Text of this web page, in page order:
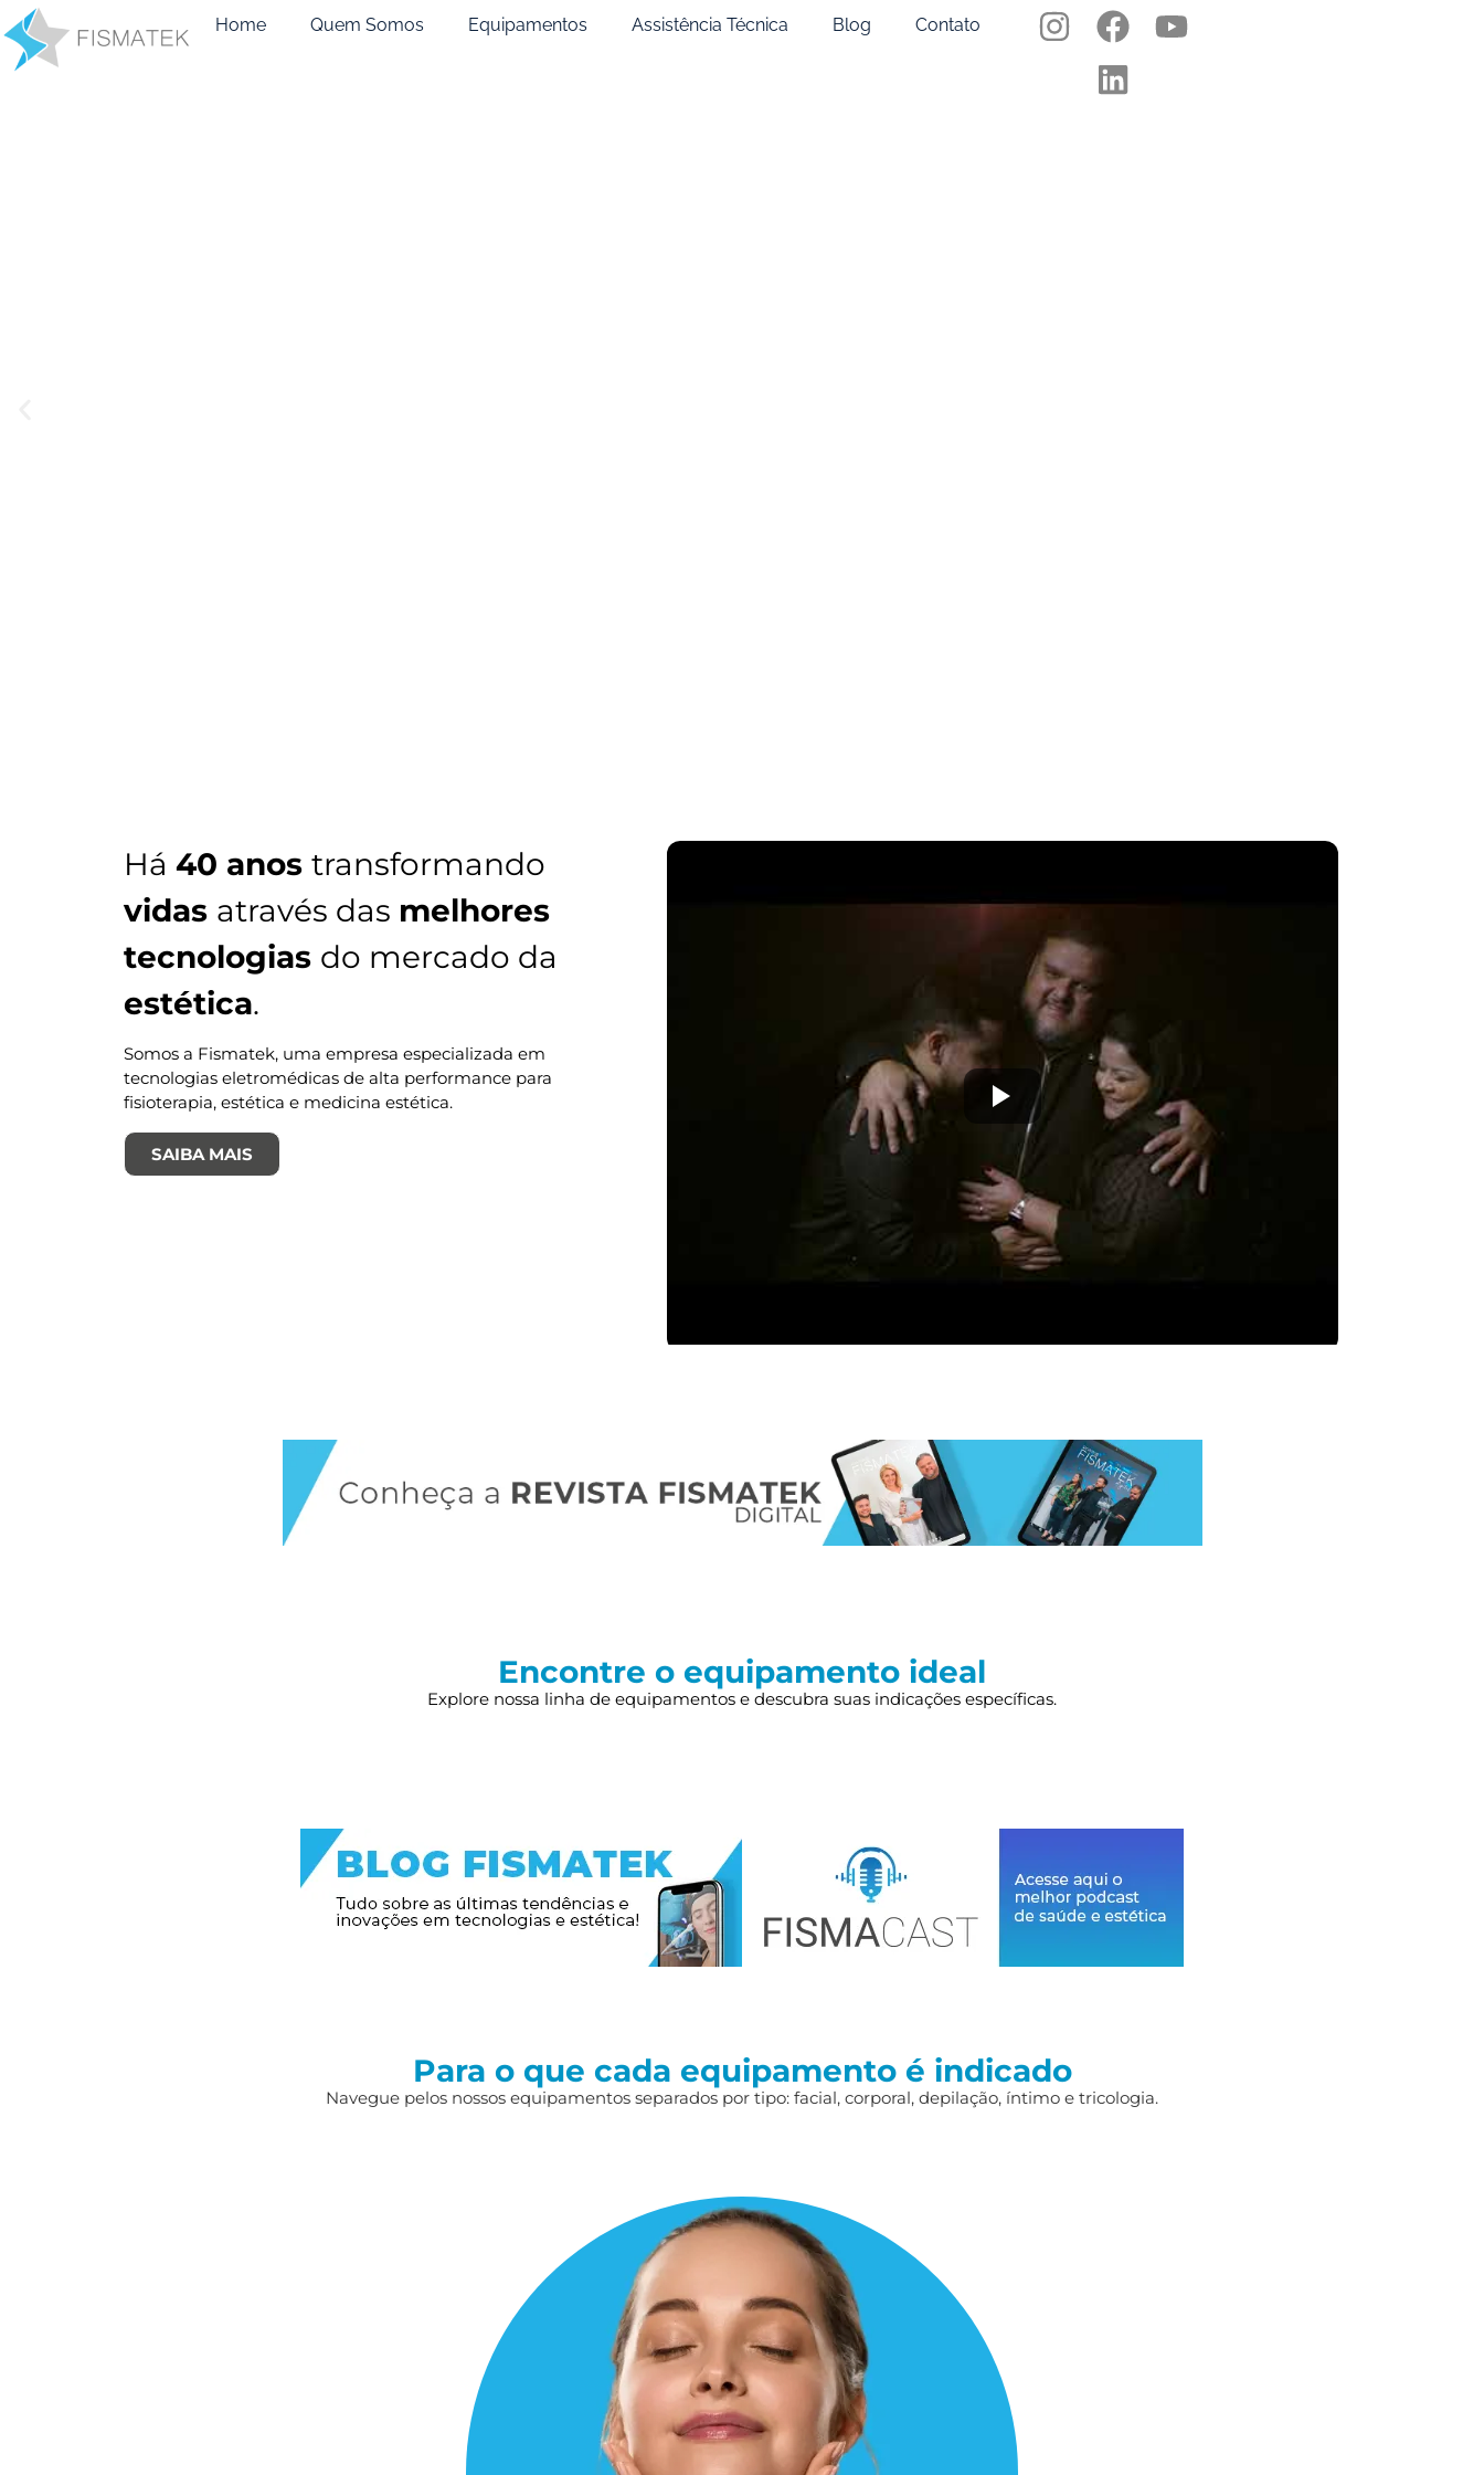
Home Quem Somos Equipamentos Assistência Técnica Blog Contato
Há 40 anos transformando
vidas através das melhores
tecnologias do mercado da
estética.
Somos a Fismatek, uma empresa especializada em
tecnologias eletromédicas de alta performance para
fisioterapia, estética e medicina estética.
SAIBA MAIS
Encontre o equipamento ideal
Explore nossa linha de equipamentos e descubra suas indicações específicas.
Para o que cada equipamento é indicado
Navegue pelos nossos equipamentos separados por tipo: facial, corporal, depilação, íntimo e tricologia.